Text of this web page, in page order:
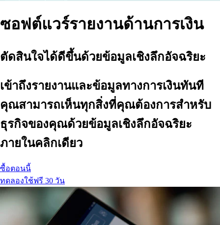
ซอฟต์แวร์รายงานด้านการเงิน
ตัดสินใจได้ดีขึ้นด้วยข้อมูลเชิงลึกอัจฉริยะ
เข้าถึงรายงานและข้อมูลทางการเงินทันที
คุณสามารถเห็นทุกสิ่งที่คุณต้องการสำหรับ
ธุรกิจของคุณด้วยข้อมูลเชิงลึกอัจฉริยะ
ภายในคลิกเดียว
ซื้อตอนนี้
ทดลองใช้ฟรี 30 วัน